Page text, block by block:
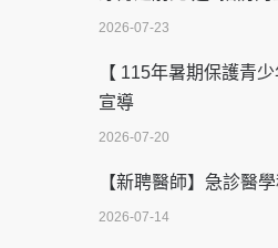
2026-07-23
【 115年暑期保護青
宣導
2026-07-20
【新聘醫師】急診醫
2026-07-14